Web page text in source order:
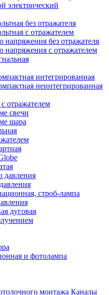
электрический
без отражателя
с отражателем
напряжения без отражателя
напряжения с отражателем
интегрированная
неинтегрированная
отражателем
свечи
шара
давления
строб-лампа
дуговая
и фотолампа
Каналы